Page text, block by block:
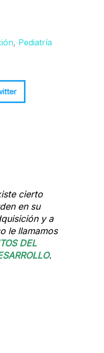
, Pediatría
cierto
en su
y a
le llamamos
DEL
.